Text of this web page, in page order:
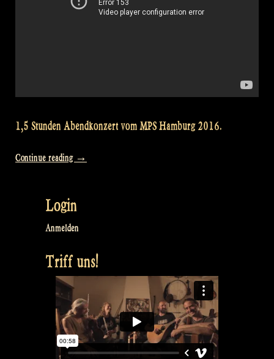
1,5 Stunden Abendkonzert vom MPS Hamburg 2016.
Continue reading „Video
full
Concert
Mittelalterlich
Phantasie
Spectaculum!“
→
Login
Anmelden
Triff uns!